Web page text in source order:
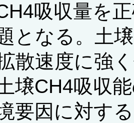
吸収量を
となる。土
散速度に強
壌CH4吸収
要因に対す